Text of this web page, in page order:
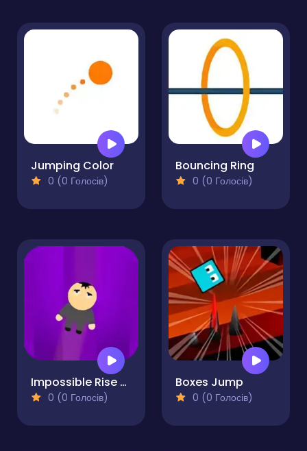
Jumping Color
0 (0 Голосів)
Bouncing Ring
0 (0 Голосів)
Impossible Rise - Jumps
0 (0 Голосів)
Boxes Jump
0 (0 Голосів)